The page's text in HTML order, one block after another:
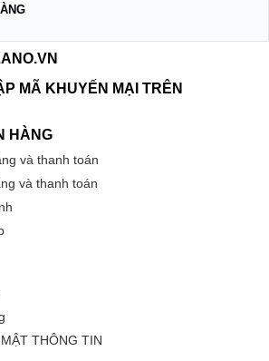
MÃ KHUYẾN MẠI TRÊN
HÀNG
và thanh toán
và thanh toán
THÔNG TIN